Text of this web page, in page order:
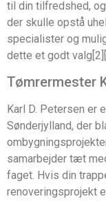
til din tilfredshed,
der skulle opstå
specialister og
dette et godt
Tømrermester
Karl D. Petersen er
Sønderjylland, der
samarbejder tæt
faget. Hvis din
renoveringsprojekt